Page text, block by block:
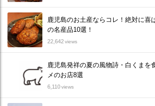
鹿児島のお土産ならコレ！絶対に喜
の名産品10選！
22,642views
鹿児島発祥の夏の風物詩・白くまを
メのお店8選
6,110views